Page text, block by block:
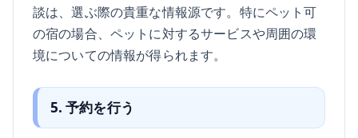
談は、選ぶ際の貴重な情報源です。特にペット可
の宿の場合、ペットに対するサービスや周囲の環
境についての情報が得られます。
5. 予約を行う